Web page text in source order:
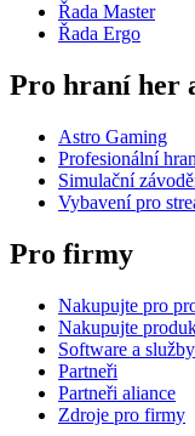
Řada Master
Řada Ergo
Pro hraní her
Astro Gaming
Profesionální
Simulační
Vybavení pro
Pro firmy
Nakupujte pro
Nakupujte
Software a služby
Partneři
Partneři aliance
Zdroje pro firmy